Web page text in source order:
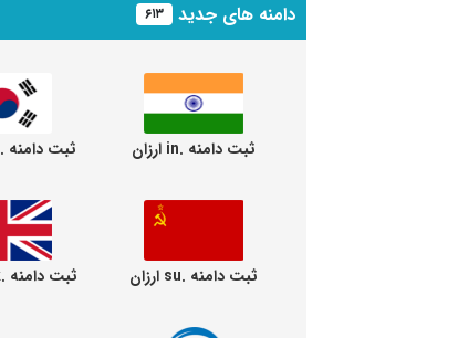
دامنه های جدید ۶۱۳
ثبت دامنه .in ارزان ثبت دامنه .ne.kr ارزان
ثبت دامنه .su ارزان ثبت دامنه .co.uk ارزان